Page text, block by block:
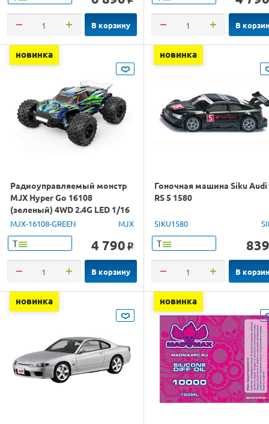
В корзину В
новинка
Радиоуправляемый монстр
MJX Hyper Go 16108
(зеленый) 4WD 2.4G LED 1/16
RTR
MJX-16108-GREEN MJX
Т 4 790 o
В корзину
новинка
Гоночная машина Siku Audi
RS 5 1580
SIKU1580
Т 839
В
новинка новинка